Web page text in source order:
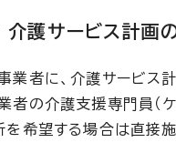
介護サービス計画
業者に、介護サービス計
者の介護支援専門員（ケ
を希望する場合は直接